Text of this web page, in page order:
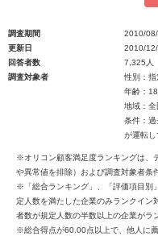
調査期間
2010/
更新日
2010/
回答者数
7,325人
調査対象者
性別：指
年齢：
地域：全
条件：
が運転
※オリコン顧客満足度ランキングは、
や異常値を排除）および調査対象者条
※「総合ランキング」、「評価項目別
定人数を満たした企業のみランクイン
者数が規定人数の半数以上の企業がラ
※総合得点が60.00点以上で、他人に